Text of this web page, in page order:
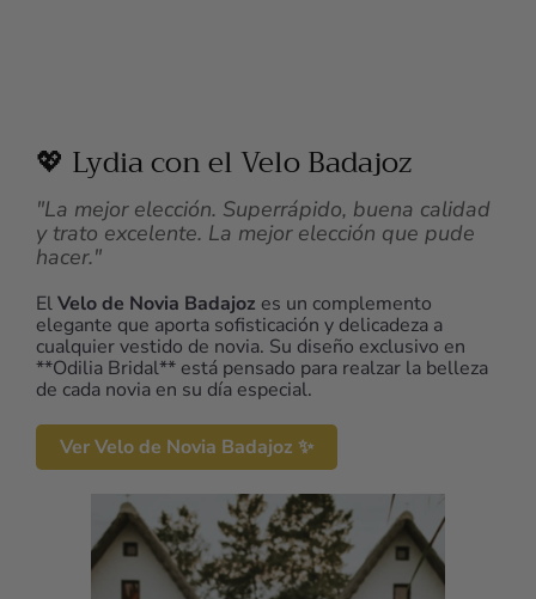
💖 Lydia con el Velo Badajoz
"La mejor elección. Superrápido, buena calidad
y trato excelente. La mejor elección que pude
hacer."
ElVelo de Novia Badajoz es un complemento
elegante que aporta sofisticación y delicadeza a
cualquier vestido de novia. Su diseño exclusivo en
**Odilia Bridal** está pensado para realzar la belleza
de cada novia en su día especial.
Ver Velo de Novia Badajoz ✨